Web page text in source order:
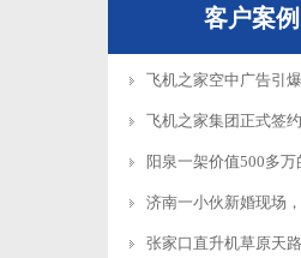
客户案例